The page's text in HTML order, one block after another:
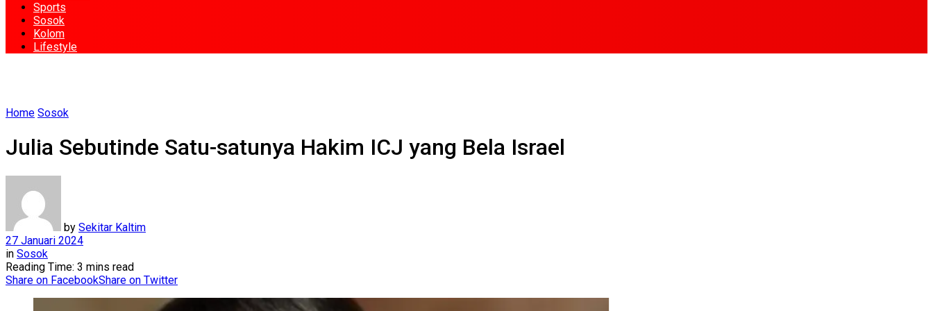
Sports
Sosok
Kolom
Lifestyle
Home Sosok
Julia Sebutinde Satu-satunya Hakim ICJ yang Bela Israel
by Sekitar Kaltim
27 Januari 2024
in Sosok
Reading Time: 3 mins read
Share on FacebookShare on Twitter